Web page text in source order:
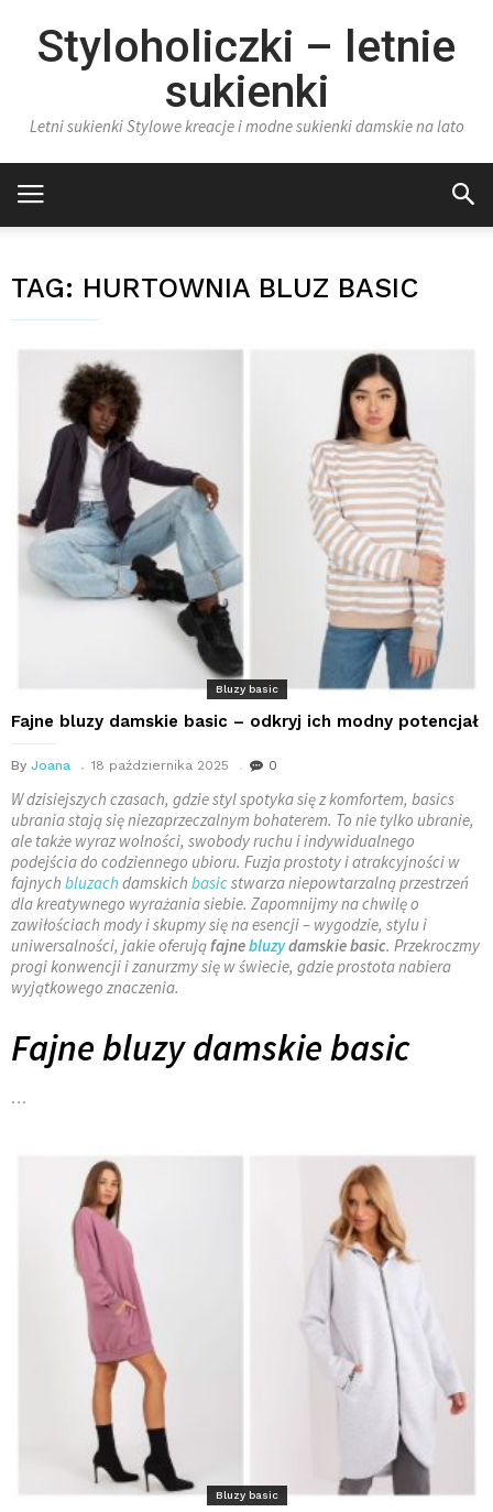
Styloholiczki – letnie
sukienki
Letni sukienki Stylowe kreacje i modne sukienki damskie na lato
TAG: HURTOWNIA BLUZ BASIC
Bluzy basic
Fajne bluzy damskie basic – odkryj ich modny potencjał
By Joana 18 października 2025 0
W dzisiejszych czasach, gdzie styl spotyka się z komfortem, basics
ubrania stają się niezaprzeczalnym bohaterem. To nie tylko ubranie,
ale także wyraz wolności, swobody ruchu i indywidualnego
podejścia do codziennego ubioru. Fuzja prostoty i atrakcyjności w
fajnych bluzach damskich basicstwarza niepowtarzalną przestrzeń
dla kreatywnego wyrażania siebie. Zapomnijmy na chwilę o
zawiłościach mody i skupmy się na esencji – wygodzie, stylu i
uniwersalności, jakie oferująfajnebluzydamskie basic. Przekroczmy
progi konwencji i zanurzmy się w świecie, gdzie prostota nabiera
wyjątkowego znaczenia.
Fajne bluzy damskie basic
…
Bluzy basic